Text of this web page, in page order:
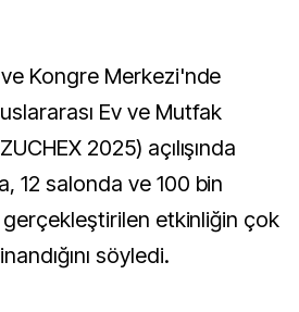
Kongre Merkezi'nde
Ev ve Mutfak
2025) açılışında
12 salonda ve 100 bin
etkinliğin çok
söyledi.